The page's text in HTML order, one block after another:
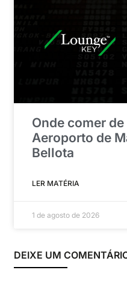
Onde comer
Aeroporto de
Bellota
LER MATÉRIA
1 de agosto de 2026
DEIXE UM